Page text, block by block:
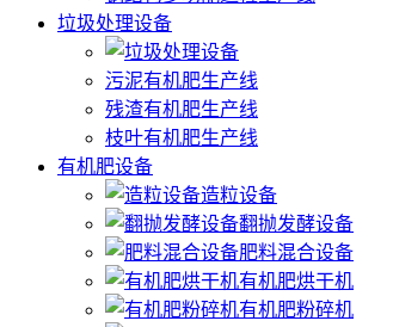
垃圾处理设备
污泥有机肥生产线
残渣有机肥生产线
枝叶有机肥生产线
有机肥设备
造粒设备
翻抛发酵设备
肥料混合设备
有机肥烘干机
有机肥粉碎机